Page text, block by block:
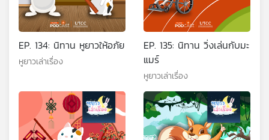
EP. 134: นิทาน หูยาวให้อภัย
หูยาวเล่าเรื่อง
EP. 135: นิทาน วิ่งเล่นกับมะ
แมร์
หูยาวเล่าเรื่อง